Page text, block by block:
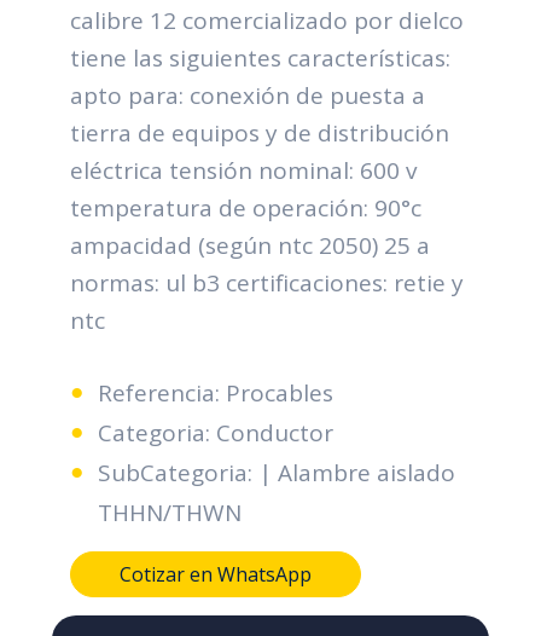
calibre 12 comercializado por dielco
tiene las siguientes características:
apto para: conexión de puesta a
tierra de equipos y de distribución
eléctrica tensión nominal: 600 v
temperatura de operación: 90°c
ampacidad (según ntc 2050) 25 a
normas: ul b3 certificaciones: retie y
ntc
Referencia: Procables
Categoria: Conductor
SubCategoria: | Alambre aislado
THHN/THWN
Cotizar en WhatsApp